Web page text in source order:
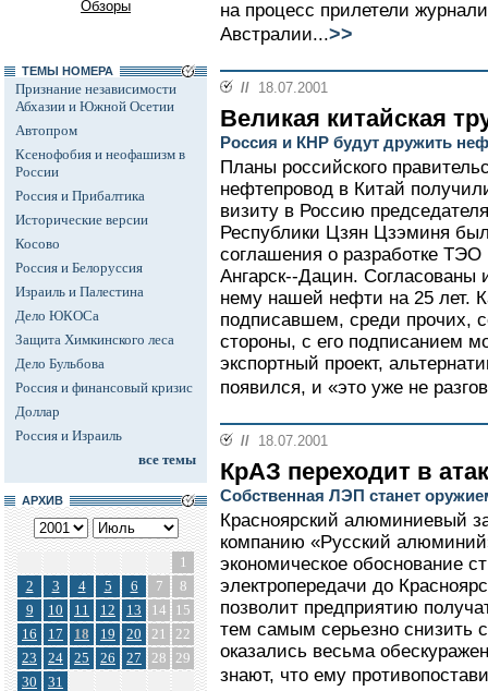
Обзоры
ТЕМЫ НОМЕРА
Признание независимости
Абхазии и Южной Осетии
Автопром
Ксенофобия и неофашизм в
России
Россия и Прибалтика
Исторические версии
Косово
Россия и Белоруссия
Израиль и Палестина
Дело ЮКОСа
Защита Химкинского леса
Дело Бульбова
Россия и финансовый кризис
Доллар
Россия и Израиль
все темы
АРХИВ
1
2
3 4 5 6 7
8
9
10 11 12 13 14
15
16
17 18 19 20 21
22
23
24 25 26 27 28 29
30
31
на процесс прилетели
Австралии...>>
// 18.07.2001
Великая китайская
Россия и КНР будут дружить
Планы российского
нефтепровод в Китай
визиту в Россию
Республики Цзян Цзэминя
соглашения о разработке ТЭО
Ангарск--Дацин. Согласованы
нему нашей нефти на 25 лет.
подписавшем, среди прочих,
стороны, с его подписанием
экспортный проект,
появился, и «это уже не
// 18.07.2001
КрАЗ переходит в
Собственная ЛЭП станет
Красноярский алюминиевый
компанию «Русский
экономическое обоснование
электропередачи до
позволит предприятию
тем самым серьезно снизить
оказались весьма
знают, что ему